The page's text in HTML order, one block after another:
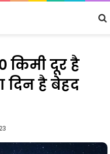
किमी दूर है
दिन है बेहद